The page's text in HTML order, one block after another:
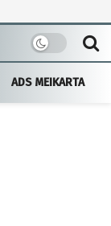
ADS MEIKARTA